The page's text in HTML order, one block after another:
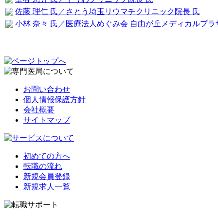
佐藤 理仁 氏／さとう埼玉リウマチクリニック院長 氏
小林 奈々 氏／医療法人めぐみ会 自由が丘メディカルプラ
お問い合わせ
個人情報保護方針
会社概要
サイトマップ
初めての方へ
転職の流れ
新規会員登録
新規求人一覧